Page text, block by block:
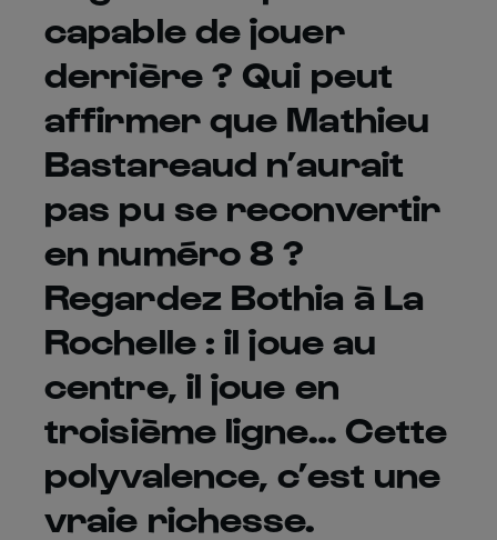
capable de jouer
derrière ? Qui peut
affirmer que Mathieu
Bastareaud n’aurait
pas pu se reconvertir
en numéro 8 ?
Regardez Bothia à La
Rochelle : il joue au
centre, il joue en
troisième ligne… Cette
polyvalence, c’est une
vraie richesse.